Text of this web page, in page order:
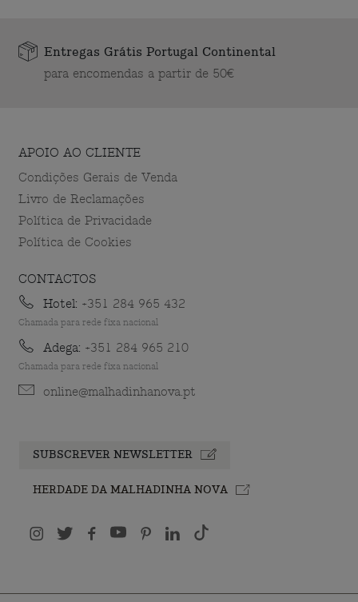
Entregas Grátis Portugal Continental
para encomendas a partir de 50€
APOIO AO CLIENTE
Condições Gerais de Venda
Livro de Reclamações
Política de Privacidade
Política de Cookies
CONTACTOS
Hotel: +351 284 965 432
Chamada para rede fixa nacional
Adega: +351 284 965 210
Chamada para rede fixa nacional
online@malhadinhanova.pt
SUBSCREVER NEWSLETTER
HERDADE DA MALHADINHA NOVA